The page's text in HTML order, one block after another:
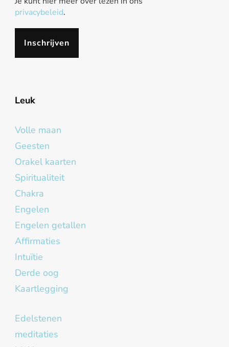
privacybeleid.
Leuk
Volle maan
Geesten
Orakel kaarten
Spiritualiteit
Chakra
Engelen
Engelen getallen
Affirmaties
Intuïtie
Derde oog
Kaartlegging
Edelstenen
meditaties